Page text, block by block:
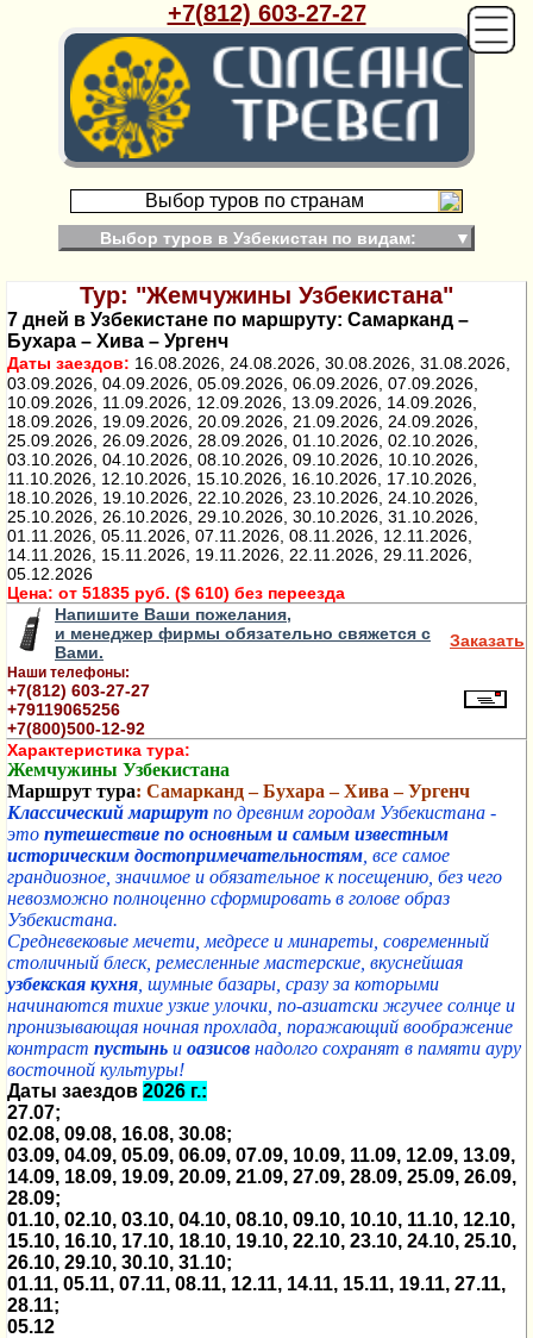
+7(812) 603-27-27
Выбор туров по странам
Выбор туров в Узбекистан по видам: ▼
Тур: "Жемчужины Узбекистана"
7 дней в Узбекистане по маршруту: Самарканд –
Бухара – Хива – Ургенч
Даты заездов: 16.08.2026, 24.08.2026, 30.08.2026, 31.08.2026,
03.09.2026, 04.09.2026, 05.09.2026, 06.09.2026, 07.09.2026,
10.09.2026, 11.09.2026, 12.09.2026, 13.09.2026, 14.09.2026,
18.09.2026, 19.09.2026, 20.09.2026, 21.09.2026, 24.09.2026,
25.09.2026, 26.09.2026, 28.09.2026, 01.10.2026, 02.10.2026,
03.10.2026, 04.10.2026, 08.10.2026, 09.10.2026, 10.10.2026,
11.10.2026, 12.10.2026, 15.10.2026, 16.10.2026, 17.10.2026,
18.10.2026, 19.10.2026, 22.10.2026, 23.10.2026, 24.10.2026,
25.10.2026, 26.10.2026, 29.10.2026, 30.10.2026, 31.10.2026,
01.11.2026, 05.11.2026, 07.11.2026, 08.11.2026, 12.11.2026,
14.11.2026, 15.11.2026, 19.11.2026, 22.11.2026, 29.11.2026,
05.12.2026
Цена: от 51835 руб. ($ 610) без переезда
Напишите Ваши пожелания,
и менеджер фирмы обязательно свяжется с
Вами.
Наши телефоны:
+7(812) 603-27-27
+79119065256
+7(800)500-12-92
Заказать
Характеристика тура:
Жемчужины Узбекистана
Маршрут тура: Самарканд – Бухара – Хива – Ургенч
Классический маршрут по древним городам Узбекистана -
это путешествие по основным и самым известным
историческим достопримечательностям , все самое
грандиозное, значимое и обязательное к посещению, без чего
невозможно полноценно сформировать в голове образ
Узбекистана.
Средневековые мечети, медресе и минареты, современный
столичный блеск, ремесленные мастерские, вкуснейшая
узбекская кухня , шумные базары, сразу за которыми
начинаются тихие узкие улочки, по-азиатски жгучее солнце и
пронизывающая ночная прохлада, поражающий воображение
контраст пустынь и оазисов надолго сохранят в памяти ауру
восточной культуры!
Даты заездов 2026 г.:
27.07;
02.08, 09.08, 16.08, 30.08;
03.09, 04.09, 05.09, 06.09, 07.09, 10.09, 11.09, 12.09, 13.09,
14.09, 18.09, 19.09, 20.09, 21.09, 27.09, 28.09, 25.09, 26.09,
28.09;
01.10, 02.10, 03.10, 04.10, 08.10, 09.10, 10.10, 11.10, 12.10,
15.10, 16.10, 17.10, 18.10, 19.10, 22.10, 23.10, 24.10, 25.10,
26.10, 29.10, 30.10, 31.10;
01.11, 05.11, 07.11, 08.11, 12.11, 14.11, 15.11, 19.11, 27.11,
28.11;
05.12